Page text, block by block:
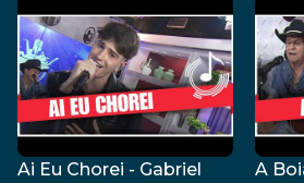
Ai Eu Chorei - Gabriel
A